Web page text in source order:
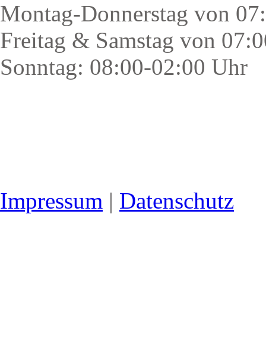
Montag-Donnerstag von
Freitag & Samstag von
Sonntag: 08:00-02:00 Uhr
Impressum | Datenschutz